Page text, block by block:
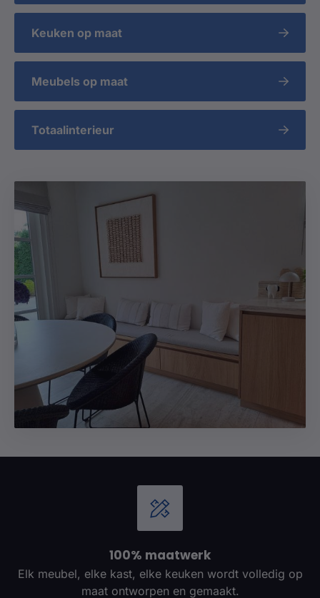
Keuken op maat
Meubels op maat
Totaalinterieur
100% maatwerk
Elk meubel, elke kast, elke keuken wordt volledig op
maat ontworpen en gemaakt.